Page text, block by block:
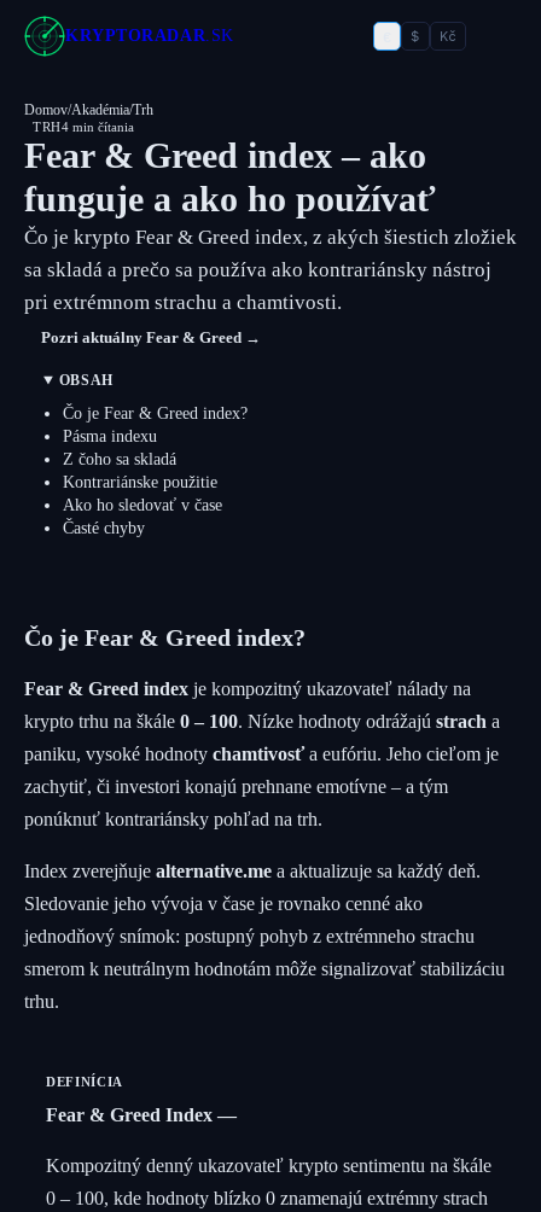
KRYPTORADAR.SK $ Kč
Domov/Akadémia/Trh
TRH4 min čítania
Fear & Greed index – ako
funguje a ako ho používať
Čo je krypto Fear & Greed index, z akých šiestich zložiek
sa skladá a prečo sa používa ako kontrariánsky nástroj
pri extrémnom strachu a chamtivosti.
Pozri aktuálny Fear & Greed →
Čo je Fear & Greed index?
Fear & Greed index je kompozitný ukazovateľ nálady na
krypto trhu na škále 0 – 100. Nízke hodnoty odrážajú strach a
paniku, vysoké hodnoty chamtivosťa eufóriu. Jeho cieľom je
zachytiť, či investori konajú prehnane emotívne – a tým
ponúknuť kontrariánsky pohľad na trh.
Index zverejňuje alternative.me a aktualizuje sa každý deň.
Sledovanie jeho vývoja v čase je rovnako cenné ako
jednodňový snímok: postupný pohyb z extrémneho strachu
smerom k neutrálnym hodnotám môže signalizovať stabilizáciu
trhu.
DEFINÍCIA
Fear & Greed Index
Kompozitný denný ukazovateľ krypto sentimentu na škále
0 – 100, kde hodnoty blízko 0 znamenajú extrémny strach
OBSAH
Čo je Fear & Greed index?
Pásma indexu
Z čoho sa skladá
Kontrariánske použitie
Ako ho sledovať v čase
Časté chyby